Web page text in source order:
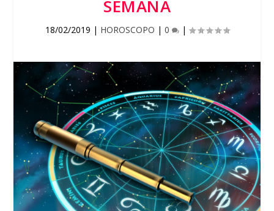
SEMANA
18/02/2019 | HOROSCOPO | 0 |